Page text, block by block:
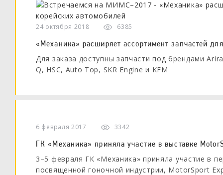
24 октября 2018 6385
«Механика» расширяет ассортимент запчастей
Для заказа доступны запчасти под брендами
Q, HSC, Auto Top, SKR Engine и KFM
6 февраля 2017 3342
ГК «Механика» приняла участие в выставке
3–5 февраля ГК «Механика» приняла участие в
посвященной гоночной индустрии, MotorSport